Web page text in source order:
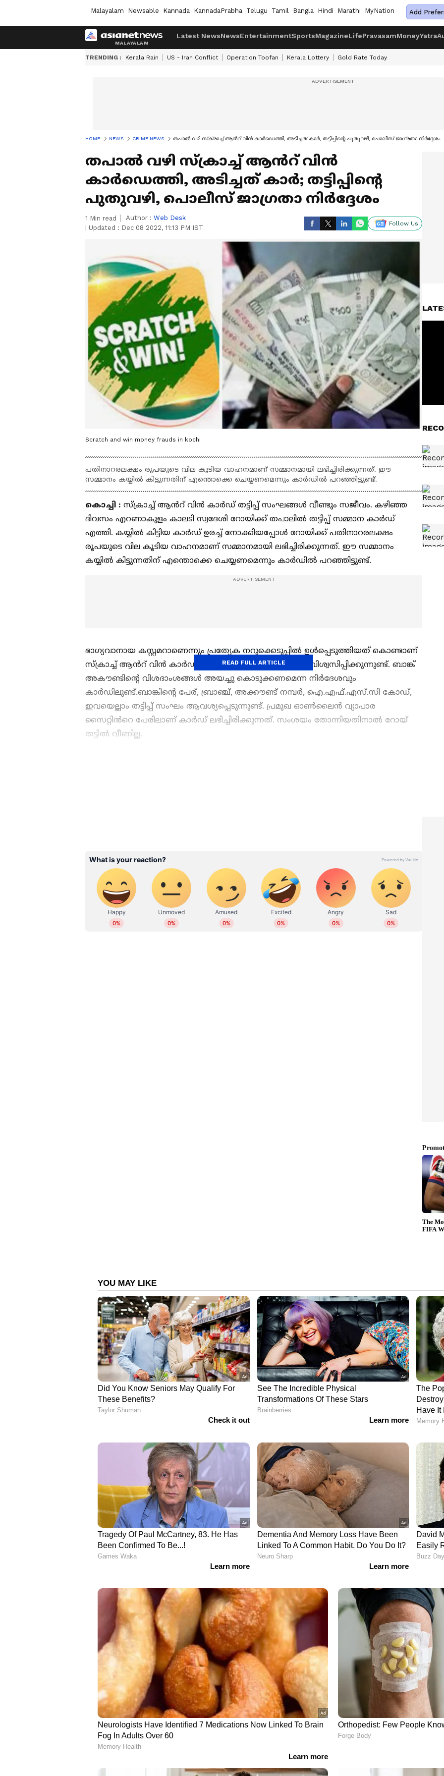
Malayalam Newsable Kannada KannadaPrabha Telugu Tamil Bangla Hindi Marathi MyNation Add
Latest NewsNewsEntertainmentSportsMagazineLifePravasamMoneyYatra
TRENDING : Kerala Rain US - Iran Conflict Operation Toofan Kerala Lottery Gold Rate Today
HOME NEWS CRIME NEWS തപാൽ വഴി സ്‌ക്രാച്ച് ആൻറ് വിൻ കാര്‍ഡെത്തി, അടിച്ചത് കാര്‍; തട്ടിപ്പിന്റെ പുതുവഴി, പൊലീസ് ജാഗ്രതാ നിര്‍ദ്ദേശം
തപാൽ വഴി സ്‌ക്രാച്ച് ആൻറ് വിൻ
കാര്‍ഡെത്തി, അടിച്ചത് കാര്‍; തട്ടിപ്പിന്റെ
പുതുവഴി, പൊലീസ് ജാഗ്രതാ നിര്‍ദ്ദേശം
1 Min read Author : Web Desk
Updated : Dec 08 2022, 11:13 PM IST
Follow Us
Scratch and win money frauds in kochi
പതിനാറരലക്ഷം രൂപയുടെ വില കൂടിയ വാഹനമാണ് സമ്മാനമായി ലഭിച്ചിരിക്കുന്നത്. ഈ
സമ്മാനം കയ്യില്‍ കിട്ടുന്നതിന് എന്തൊക്കെ ചെയ്യണമെന്നും കാര്‍ഡില്‍ പറഞ്ഞിട്ടുണ്ട്.
കൊച്ചി : സ്‌ക്രാച്ച് ആൻറ് വിൻ കാർഡ് തട്ടിപ്പ് സംഘങ്ങൾ വീണ്ടും സജീവം. കഴിഞ്ഞ
ദിവസം എറണാകുളം കാലടി സ്വദേശി റോയിക്ക് തപാലിൽ തട്ടിപ്പ് സമ്മാന കാർഡ്
എത്തി. കയ്യില്‍ കിട്ടിയ കാര്‍ഡ് ഉരച്ച് നോക്കിയപ്പോൾ റോയിക്ക് പതിനാറരലക്ഷം
രൂപയുടെ വില കൂടിയ വാഹനമാണ് സമ്മാനമായി ലഭിച്ചിരിക്കുന്നത്. ഈ സമ്മാനം
കയ്യില്‍ കിട്ടുന്നതിന് എന്തൊക്കെ ചെയ്യണമെന്നും കാര്‍ഡില്‍ പറഞ്ഞിട്ടുണ്ട്.
ഭാഗ്യവാനായ കസ്റ്റമറാണെന്നും പ്രത്യേക നറുക്കെടുപ്പിൽ ഉൾപ്പെടുത്തിയത് കൊണ്ടാണ്
സ്‌ക്രാച്ച് ആൻറ് വിൻ കാർഡ് അയക്കുന്നതെന്നും പറഞ്ഞ് വിശ്വസിപ്പിക്കുന്നുണ്ട്. ബാങ്ക്
അകൗണ്ടിന്‍റെ വിശദാംശങ്ങൾ അയച്ചു കൊടുക്കണമെന്ന നിർദേശവും
കാര്‍ഡിലുണ്ട്.ബാങ്കിന്‍റെ പേര്, ബ്രാഞ്ച്, അക്കൗണ്ട് നമ്പർ, ഐ.എഫ്.എസ്.സി കോഡ്,
ഇവയെല്ലാം തട്ടിപ്പ് സംഘം ആവശ്യപ്പെടുന്നുണ്ട്. പ്രമുഖ ഓൺലൈൻ വ്യാപാര
സൈറ്റിൻറെ പേരിലാണ് കാർഡ് ലഭിച്ചിരിക്കുന്നത്. സംശയം തോന്നിയതിനാല്‍ റോയ്
തട്ടില്‍ വീണില്ല.
READ FULL ARTICLE
ABOUT THE AUTHOR
WD Web Desk